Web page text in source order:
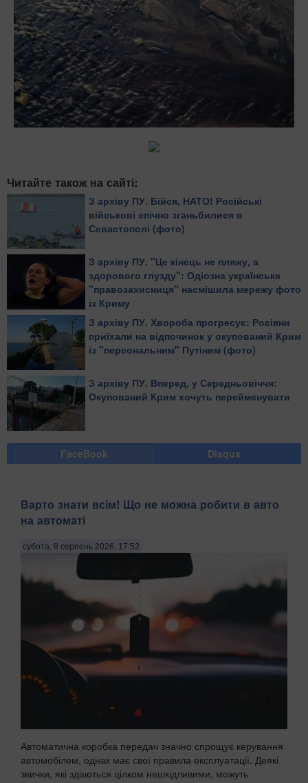
Читайте також на сайті:
З архіву ПУ. Бійся, НАТО! Російські
військові епічно зганьбилися в
Севастополі (фото)
З архіву ПУ. "Це кінець не пляжу, а
здорового глузду": Одіозна українська
"правозахисниця" насмішила мережу фото
із Криму
З архіву ПУ. Хвороба прогресує: Росіяни
приїхали на відпочинок у окупований Крим
із "персональним" Путіним (фото)
З архіву ПУ. Вперед, у Середньовіччя:
Окупований Крим хочуть перейменувати
FaceBook Disqus
Варто знати всім! Що не можна робити в авто
на автоматі
субота, 8 серпень 2026, 17:52
Автоматична коробка передач значно спрощує керування
автомобілем, однак має свої правила експлуатації. Деякі
звички, які здаються цілком нешкідливими, можуть